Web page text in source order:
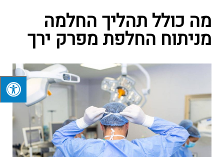
מה כולל תהליך החלמה
מניתוח החלפת מפרק ירך